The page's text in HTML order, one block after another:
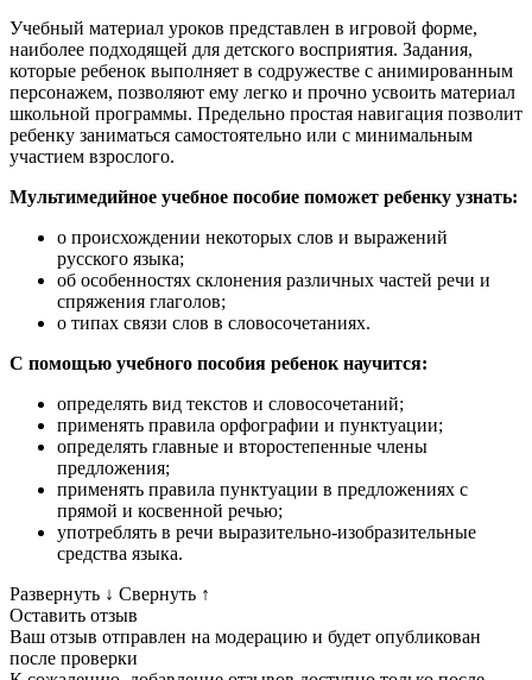
Учебный материал уроков представлен в игровой форме,
наиболее подходящей для детского восприятия. Задания,
которые ребенок выполняет в содружестве с анимированным
персонажем, позволяют ему легко и прочно усвоить материал
школьной программы. Предельно простая навигация позволит
ребенку заниматься самостоятельно или с минимальным
участием взрослого.
Мультимедийное учебное пособие поможет ребенку узнать:
о происхождении некоторых слов и выражений
русского языка;
об особенностях склонения различных частей речи и
спряжения глаголов;
о типах связи слов в словосочетаниях.
С помощью учебного пособия ребенок научится:
определять вид текстов и словосочетаний;
применять правила орфографии и пунктуации;
определять главные и второстепенные члены
предложения;
применять правила пунктуации в предложениях с
прямой и косвенной речью;
употреблять в речи выразительно-изобразительные
средства языка.
Развернуть ↓ Свернуть ↑
Оставить отзыв
Ваш отзыв отправлен на модерацию и будет опубликован
после проверки